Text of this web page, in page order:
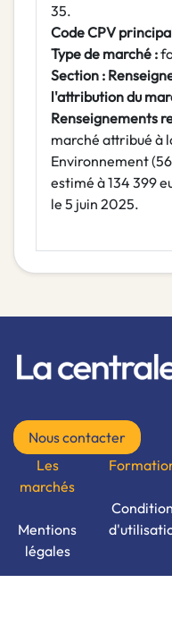
35.
Code CPV
Type de marché :
Section :
l'attribution du
Renseignements
marché attribué à
Environnement
estimé à 134 399
le 5 juin 2025.
Nous contacter
Les
marchés
Mentions
légales